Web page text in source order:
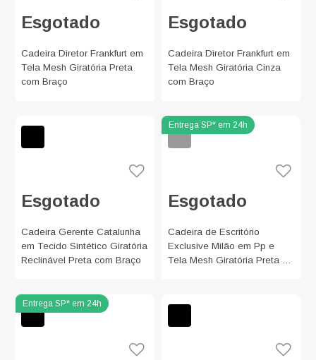
Esgotado
Cadeira Diretor Frankfurt em
Tela Mesh Giratória Preta
com Braço
Esgotado
Cadeira Diretor Frankfurt em
Tela Mesh Giratória Cinza
com Braço
Esgotado
Cadeira Gerente Catalunha
em Tecido Sintético Giratória
Reclinável Preta com Braço
Esgotado
Cadeira de Escritório
Exclusive Milão em Pp e
Tela Mesh Giratória Preta e